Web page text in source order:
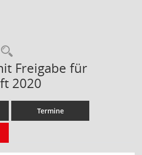
Freigabe für
2020
Termine